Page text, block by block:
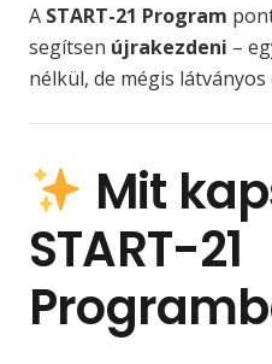
A START-21 Program
segítsen újrakezdeni –
nélkül, de mégis látványos
Mit
START-21